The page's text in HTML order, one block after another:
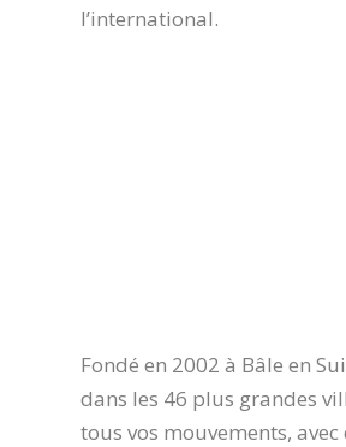
l’international.
Fondé en 2002 à Bâle en
dans les 46 plus grandes
tous vos mouvements,